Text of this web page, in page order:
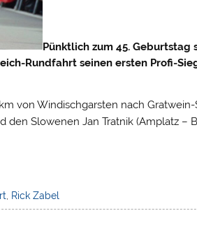
Pünktlich zum 45. Geburtstag
Rundfahrt seinen ersten Profi-
von Windischgarsten nach
den Slowenen Jan Tratnik (Amplatz –
Rick Zabel